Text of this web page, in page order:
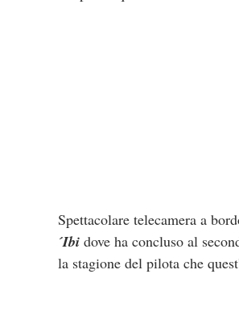
Spettacolare telecamera a
´Ibi dove ha concluso al
la stagione del pilota che